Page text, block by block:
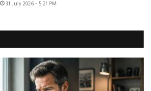
31 July 2026 - 5:21 PM